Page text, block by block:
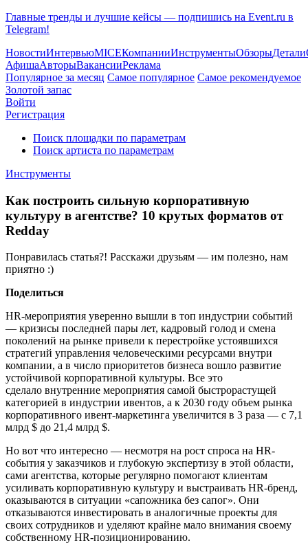
Главные тренды и лучшие кейсы — подпишись на Event.ru в
Telegram!
НовостиИнтервьюMICEКомпанииИнструментыОбзорыДетали
АфишаАвторыВакансииРеклама
Популярное за месяц Самое популярное Самое рекомендуемое
Золотой запас
Войти
Регистрация
Поиск площадки по параметрам
Поиск артиста по параметрам
Инструменты
Как построить сильную корпоративную
культуру в агентстве? 10 крутых форматов от
Redday
Понравилась статья?! Расскажи друзьям — им полезно, нам
приятно :)
Поделиться
HR-мероприятия уверенно вышли в топ индустрии событий
— кризисы последней пары лет, кадровый голод и смена
поколений на рынке привели к перестройке устоявшихся
стратегий управления человеческими ресурсами внутри
компании, а в число приоритетов бизнеса вошло развитие
устойчивой корпоративной культуры. Все это
сделало внутренние мероприятия самой быстрорастущей
категорией в индустрии ивентов, а к 2030 году объем рынка
корпоративного ивент-маркетинга увеличится в 3 раза — с 7,1
млрд $ до 21,4 млрд $.
Но вот что интересно — несмотря на рост спроса на HR-
события у заказчиков и глубокую экспертизу в этой области,
сами агентства, которые регулярно помогают клиентам
усиливать корпоративную культуру и выстраивать HR-бренд,
оказываются в ситуации «сапожника без сапог». Они
отказываются инвестировать в аналогичные проекты для
своих сотрудников и уделяют крайне мало внимания своему
собственному HR-позиционированию.